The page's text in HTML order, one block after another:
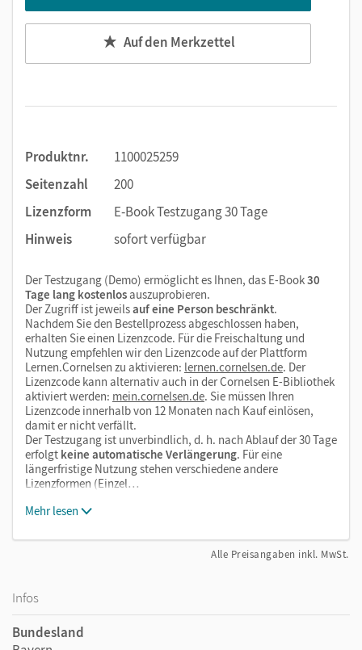
Die Medien sind wichtige Bestandteile dieses E-Books. Sie
sind seitengenau platziert, damit Sie und Ihre Schüler/-innen
jederzeit unkompliziert darauf zugreifen können. So
zeitaufwendiges Suchen!
Medien in diesem E-Book:
kapitelseitengenaue Materialanordnung
Vorlagen für alle Aufgaben
weitere aufgabenspezifische Dateien
Auf den Merkzettel
Produktnr.
1100025259
Seitenzahl
200
Lizenzform
E-Book Testzugang 30 Tage
Hinweis
sofort verfügbar
Der Testzugang (Demo) ermöglicht es Ihnen, das E-Book30
Tage lang kostenlosauszuprobieren.
Der Zugriff ist jeweilsauf eine Person beschränkt.
Nachdem Sie den Bestellprozess abgeschlossen haben,
erhalten Sie einen Lizenzcode. Für die Freischaltung und
Nutzung empfehlen wir den Lizenzcode auf der Plattform
Lernen.Cornelsen zu aktivieren: lernen.cornelsen.de. Der
Lizenzcode kann alternativ auch in der Cornelsen E-Bibliothek
aktiviert werden: mein.cornelsen.de. Sie müssen Ihren
Lizenzcode innerhalb von 12 Monaten nach Kauf einlösen,
damit er nicht verfällt.
Der Testzugang ist unverbindlich, d. h. nach Ablauf der 30 Tage
erfolgt keine automatische Verlängerung. Für eine
längerfristige Nutzung stehen verschiedene andere
Lizenzformen (Einzel…
Mehr lesen
Alle Preisangaben inkl. MwSt.
Infos
Bundesland